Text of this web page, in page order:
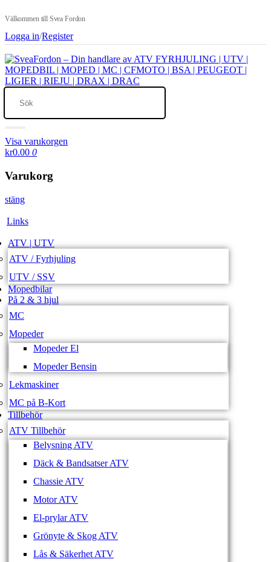
Välkommen till Svea Fordon
Logga in/Register
Visa varukorgen
kr0.00 0
Varukorg
stäng
Links
ATV | UTV
ATV / Fyrhjuling
UTV / SSV
Mopedbilar
På 2 & 3 hjul
MC
Mopeder
Mopeder El
Mopeder Bensin
Lekmaskiner
MC på B-Kort
Tillbehör
ATV Tillbehör
Belysning ATV
Däck & Bandsatser ATV
Chassie ATV
Motor ATV
El-prylar ATV
Grönyte & Skog ATV
Lås & Säkerhet ATV